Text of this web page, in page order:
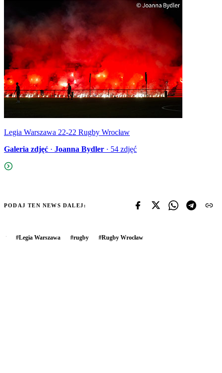
Legia Warszawa 22-22 Rugby Wrocław
Galeria zdjęć · Joanna Bydler · 54 zdjęć
PODAJ TEN NEWS DALEJ:
#Legia Warszawa #rugby #Rugby Wrocław